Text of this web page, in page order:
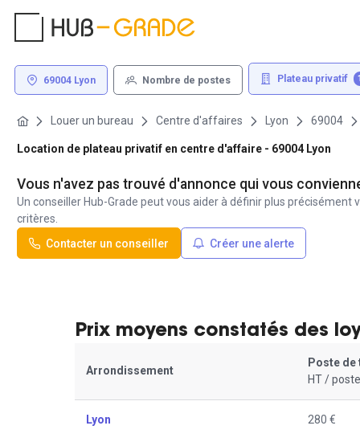
69004 Lyon Nombre de postes Plateau privatif 1
Louer un bureau Centre d'affaires Lyon 69004
Location de plateau privatif en centre d'affaire - 69004 Lyon
Vous n'avez pas trouvé d'annonce qui vous
Un conseiller Hub-Grade peut vous aider à définir plus
critères.
Contacter un conseiller
Créer une alerte
Prix moyens constatés des
Arrondissement
Poste de
HT /
Lyon 280 €